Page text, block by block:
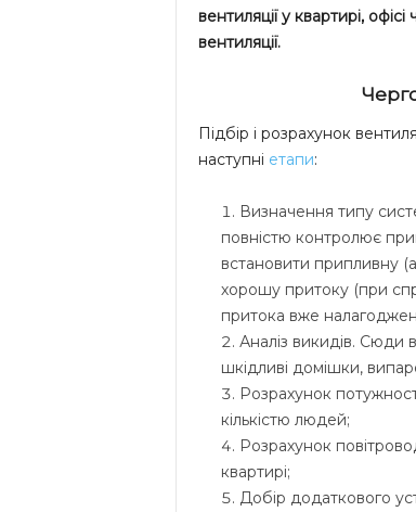
вентиляції у квартирі,
вентиляції.
Підбір і розрахунок
наступні етапи:
Визначення типу
повністю контролює
встановити припливну
хорошу притоку (при
притока вже
Аналіз викидів. Сюди
шкідливі домішки,
Розрахунок
кількістю людей;
Розрахунок
квартирі;
Добір додаткового